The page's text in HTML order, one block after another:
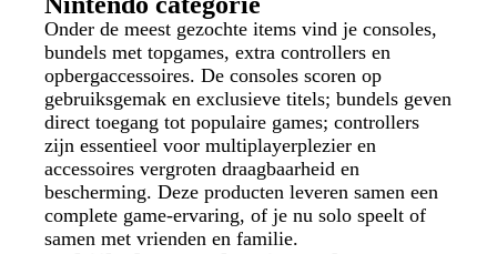
Onder de meest gezochte items vind je consoles,
bundels met topgames, extra controllers en
opbergaccessoires. De consoles scoren op
gebruiksgemak en exclusieve titels; bundels geven
direct toegang tot populaire games; controllers
zijn essentieel voor multiplayerplezier en
accessoires vergroten draagbaarheid en
bescherming. Deze producten leveren samen een
complete game-ervaring, of je nu solo speelt of
samen met vrienden en familie.